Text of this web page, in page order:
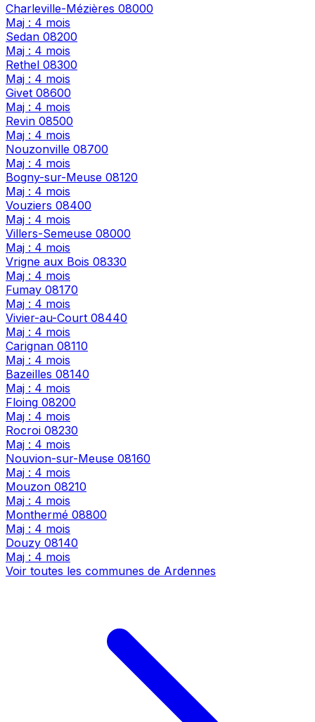
Charleville-Mézières 08000
Maj : 4 mois
Sedan 08200
Maj : 4 mois
Rethel 08300
Maj : 4 mois
Givet 08600
Maj : 4 mois
Revin 08500
Maj : 4 mois
Nouzonville 08700
Maj : 4 mois
Bogny-sur-Meuse 08120
Maj : 4 mois
Vouziers 08400
Maj : 4 mois
Villers-Semeuse 08000
Maj : 4 mois
Vrigne aux Bois 08330
Maj : 4 mois
Fumay 08170
Maj : 4 mois
Vivier-au-Court 08440
Maj : 4 mois
Carignan 08110
Maj : 4 mois
Bazeilles 08140
Maj : 4 mois
Floing 08200
Maj : 4 mois
Rocroi 08230
Maj : 4 mois
Nouvion-sur-Meuse 08160
Maj : 4 mois
Mouzon 08210
Maj : 4 mois
Monthermé 08800
Maj : 4 mois
Douzy 08140
Maj : 4 mois
Voir toutes les communes de Ardennes